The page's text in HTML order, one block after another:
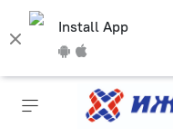
Install App